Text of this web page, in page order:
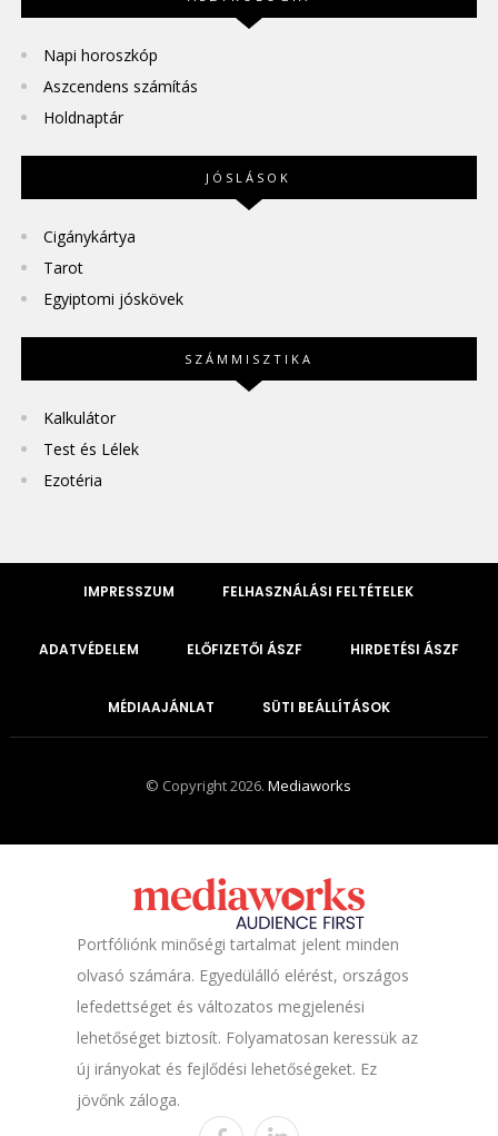
Napi horoszkóp
Aszcendens számítás
Holdnaptár
JÓSLÁSOK
Cigánykártya
Tarot
Egyiptomi jóskövek
SZÁMMISZTIKA
Kalkulátor
Test és Lélek
Ezotéria
IMPRESSZUM FELHASZNÁLÁSI FELTÉTELEK
ADATVÉDELEM ELŐFIZETŐI ÁSZF HIRDETÉSI ÁSZF
MÉDIAAJÁNLAT SÜTI BEÁLLÍTÁSOK
© Copyright 2026.Mediaworks
Portfóliónk minőségi tartalmat jelent minden
olvasó számára. Egyedülálló elérést, országos
lefedettséget és változatos megjelenési
lehetőséget biztosít. Folyamatosan keressük az
új irányokat és fejlődési lehetőségeket. Ez
jövőnk záloga.